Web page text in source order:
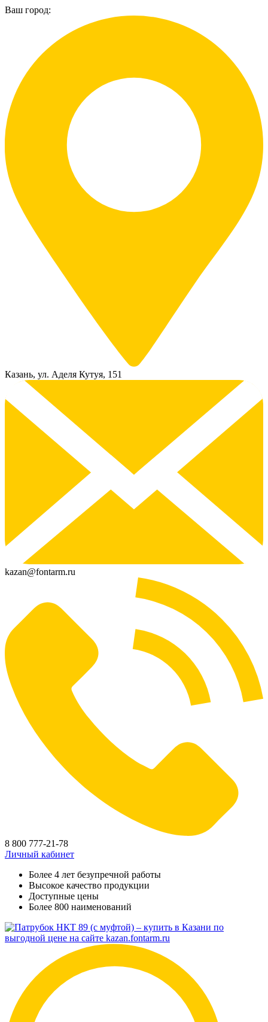
Ваш город:
Казань, ул. Аделя Кутуя, 151
kazan@fontarm.ru
8 800 777-21-78
Личный кабинет
Более 4 лет безупречной работы
Высокое качество продукции
Доступные цены
Более 800 наименований